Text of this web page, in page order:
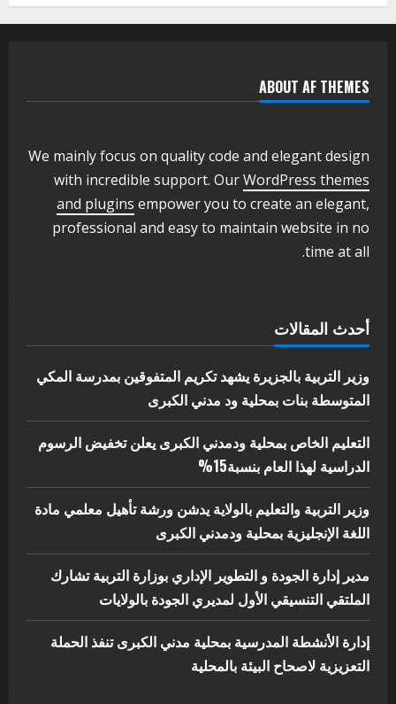
يعلن تخفيض الرسوم الدراسية لهذا العام
بنسبة15%
3
وزير التربية والتعليم بالولاية يدشن ورشة
أغسطس 3, 2026
اخر الاخبار الاخبار
مدير إدارة الجودة و التطوير الإداري
بوزارة التربية تشارك الملتقي التنسيقي
5
البيئة بالمحلية
يوليو 29, 2026
ABOUT AF THEMES
We mainly focus on quality code and elegant design
with incredible support. OurWordPress themes
and plugins empower you to create an elegant,
professional and easy to maintain website in no
time at all.
أحدث المقالات
وزير التربية بالجزيرة يشهد تكريم المتفوقين بمدرسة المكي
المتوسطة بنات بمحلية ود مدني الكبرى
التعليم الخاص بمحلية ودمدني الكبرى يعلن تخفيض الرسوم
الدراسية لهذا العام بنسبة15%
وزير التربية والتعليم بالولاية يدشن ورشة تأهيل معلمي مادة
اللغة الإنجليزية بمحلية ودمدني الكبرى
مدير إدارة الجودة و التطوير الإداري بوزارة التربية تشارك
الملتقي التنسيقي الأول لمديري الجودة بالولايات
إدارة الأنشطة المدرسية بمحلية مدني الكبرى تنفذ الحملة
التعزيزية لاصحاح البيئة بالمحلية